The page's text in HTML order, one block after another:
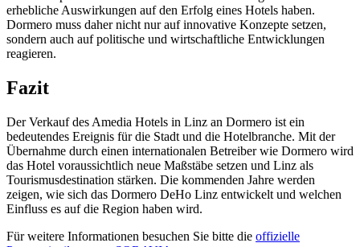
erhebliche Auswirkungen auf den Erfolg eines Hotels haben.
Dormero muss daher nicht nur auf innovative Konzepte setzen,
sondern auch auf politische und wirtschaftliche Entwicklungen
reagieren.
Fazit
Der Verkauf des Amedia Hotels in Linz an Dormero ist ein
bedeutendes Ereignis für die Stadt und die Hotelbranche. Mit der
Übernahme durch einen internationalen Betreiber wie Dormero wird
das Hotel voraussichtlich neue Maßstäbe setzen und Linz als
Tourismusdestination stärken. Die kommenden Jahre werden
zeigen, wie sich das Dormero DeHo Linz entwickelt und welchen
Einfluss es auf die Region haben wird.
Für weitere Informationen besuchen Sie bitte die offizielle